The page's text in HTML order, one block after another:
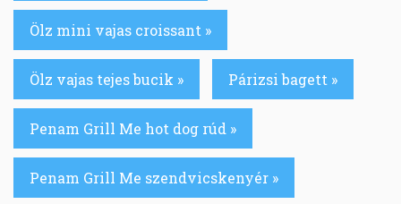
Ölz mini vajas croissant »
Ölz vajas tejes bucik » Párizsi bagett »
Penam Grill Me hot dog rúd »
Penam Grill Me szendvicskenyér »